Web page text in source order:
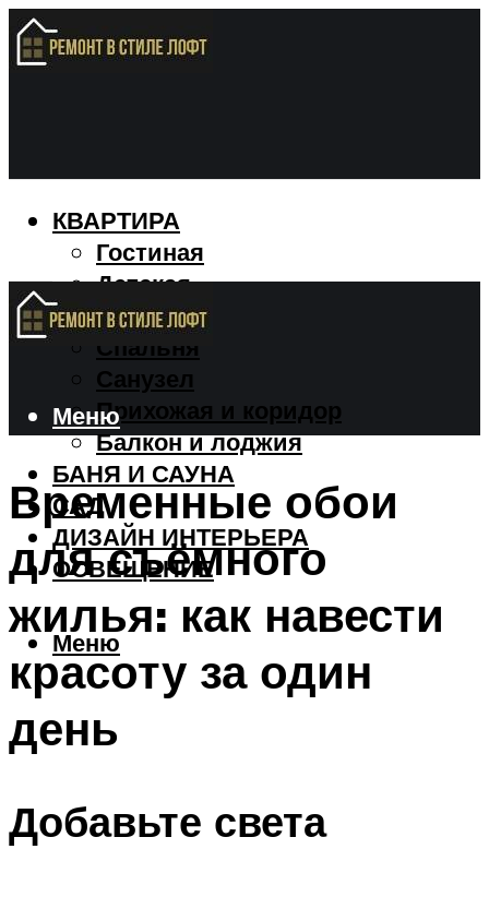
КВАРТИРА
Гостиная
Детская
Кухня
Спальня
Санузел
Прихожая и коридор
Балкон и лоджия
БАНЯ И САУНА
САД
ДИЗАЙН ИНТЕРЬЕРА
ОСВЕЩЕНИЕ
Меню
Меню
Временные обои
для съёмного
жилья: как навести
красоту за один
день
Добавьте света